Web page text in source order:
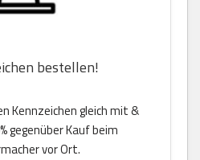
bestellen!
Kennzeichen gleich mit &
gegenüber Kauf beim
vor Ort.